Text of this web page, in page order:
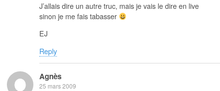
J’allais dire un autre truc, mais je vais le dire en live
sinon je me fais tabasser
EJ
Reply
Agnès
25 mars 2009